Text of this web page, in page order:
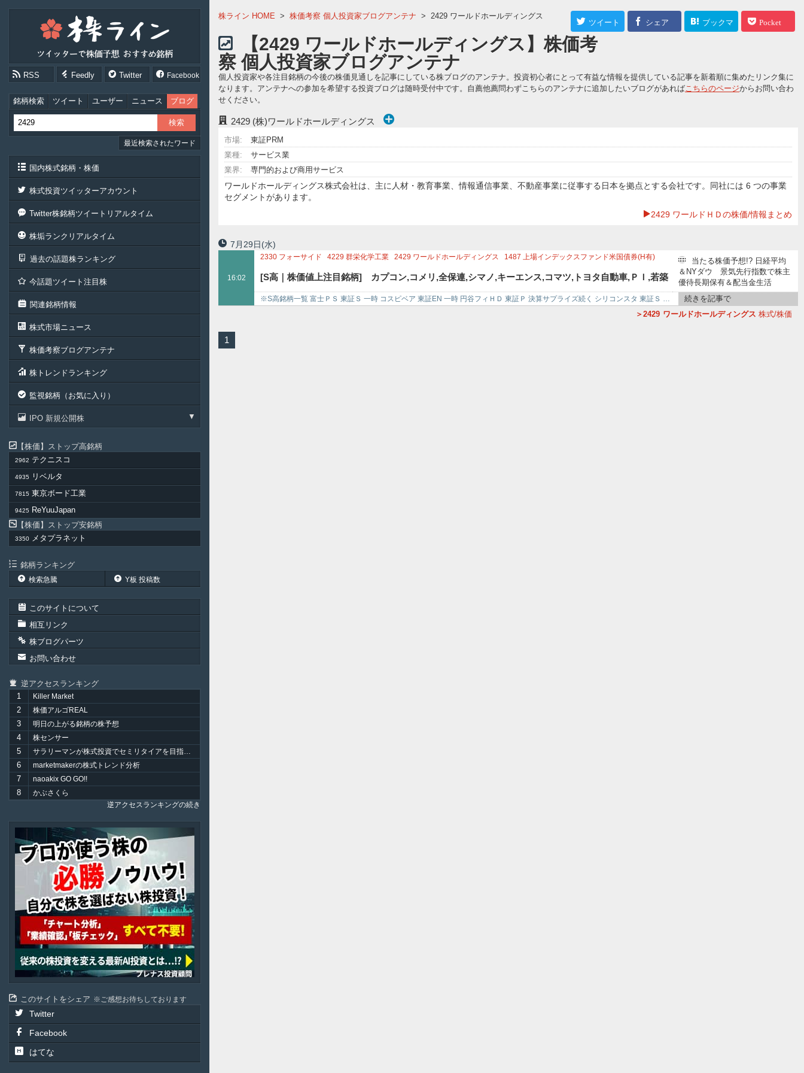
RSS Feedly Twitter Facebook
銘柄検索 ツイート ユーザー ニュース ブログ
最近検索されたワード
国内株式銘柄・株価
株式投資ツイッターアカウント
Twitter株銘柄ツイートリアルタイム
株垢ランクリアルタイム
過去の話題株ランキング
今話題ツイート注目株
関連銘柄情報
株式市場ニュース
株価考察ブログアンテナ
株トレンドランキング
監視銘柄（お気に入り）
IPO 新規公開株
株価 ストップ高銘柄
2962 テクニスコ
4935 リベルタ
7815 東京ボード工業
9425
ReYuuJapan
株価
ストップ安銘柄
3350 メタプラネット
銘柄ランキング
検索急騰 Y板 投稿数
このサイトについて
相互リンク
株ブログパーツ
お問い合わせ
逆アクセスランキング
1
Killer Market
2 株価アルゴREAL
3 明日の上がる銘柄の株予想
4 株センサー
5 サラリーマンが株式投資でセミリタイアを目指してみました。
6 marketmakerの株式トレンド分析
7 naoakix GO GO!!
8
かぶさくら
逆アクセスランキングの続き
このサイトをシェア ご感想お待ちしております
Twitter
Facebook
はてな
株ライン HOME > 株価考察 個人投資家ブログアンテナ > 2429 ワールドホールディングス
ツイート シェア ブックマ Pocket
【2429 ワールドホールディングス】株価考
察 個人投資家ブログアンテナ
個人投資家や各注目銘柄の今後の株価見通しを記事にしている株ブログのアンテナ。投資初心者にとって有益な情報を提供している記事を新着順に集めたリンク集に
なります。アンテナへの参加を希望する投資ブログは随時受付中です。自薦他薦問わずこちらのアンテナに追加したいブログがあればこちらのページからお問い合わ
せください。
2429 (株)ワールドホールディングス
市場:
東証PRM
業種:
サービス業
業界:
専門的および商用サービス
ワールドホールディングス株式会社は、主に人材・教育事業、情報通信事業、不動産事業に従事する日本を拠点とする会社です。同社には 6 つの事業
セグメントがあります。
2429 ワールドＨＤの株価/情報まとめ
7月29日(水)
16:02
2330 フォーサイド 4229 群栄化学工業 2429 ワールドホールディングス 1487 上場インデックスファンド米国債券(H有)
1632
金融(除く銀行)上場投信 アイロムグループ
当たる株価予想!? 日経平均
＆NYダウ 景気先行指数で株主
優待長期保有＆配当金生活
[S高｜株価値上注目銘柄] カプコン,コメリ,全保連,シマノ,キーエンス,コマツ,トヨタ自動車,ＰＩ,若築
建設,ＳＢＩリーシ,アルファポリス,塩野義製薬,エリアリンク,伯東,デジタルガレージ,ラクス,セブン銀
※S高銘柄一覧 富士ＰＳ 東証Ｓ 一時 コスピベア 東証EN 一時 円谷フィＨＤ 東証Ｐ 決算サプライズ続く シリコンスタ 東証Ｓ …
続きを記事で
2429 ワールドホールディングス 株式/株価
1